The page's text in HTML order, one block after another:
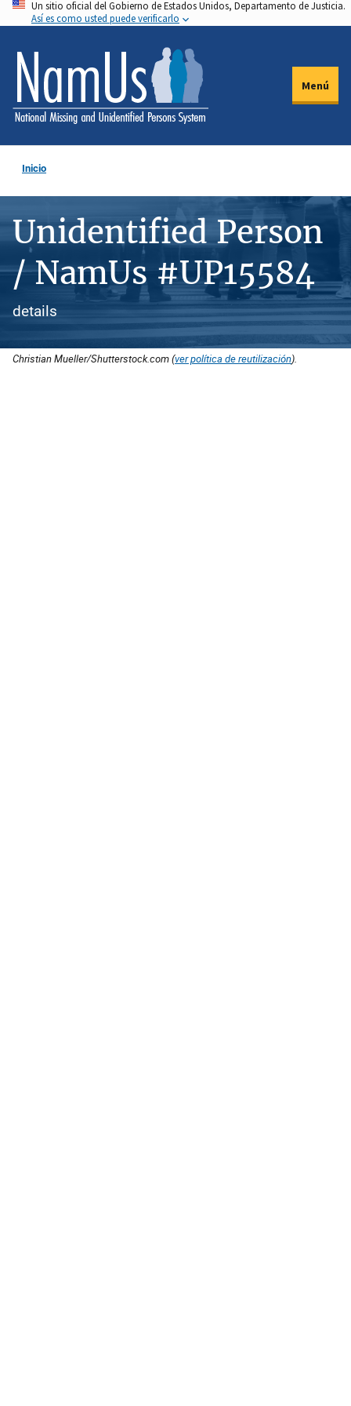
Pasar
al
contenido
principal
Un sitio oficial del Gobierno de Estados Unidos, Departamento de Justicia.
Así es como usted puede verificarlo
Menú
Inicio
Unidentified Person
/ NamUs #UP15584
details
Christian Mueller/Shutterstock.com (ver política de reutilización).